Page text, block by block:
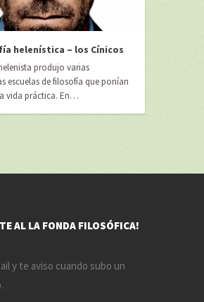
helenística – los Cínicos
produjo varias
escuelas de filosofía que ponían
vida práctica. En…
AL LA FONDA FILOSÓFICA!
y te aviso cuando subo un